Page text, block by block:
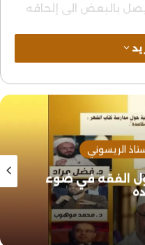
بالبعض الى إلحاقه
أحسم هذه المسألة
بقاء ما كان على ما
غير المألوفة
معتاد، لينتهي الطرفان
أصحابها أنها مما
الباصرة والفطرة
للأسباب ، والتي
زائد على المعهود،
الريسوني
الفقه في ضوء